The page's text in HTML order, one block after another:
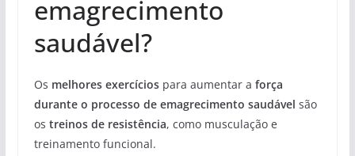
emagrecimento
saudável?
Os melhores exercíciospara aumentar a força
durante o processo de emagrecimento saudável são
os treinos de resistência, como musculação e
treinamento funcional.